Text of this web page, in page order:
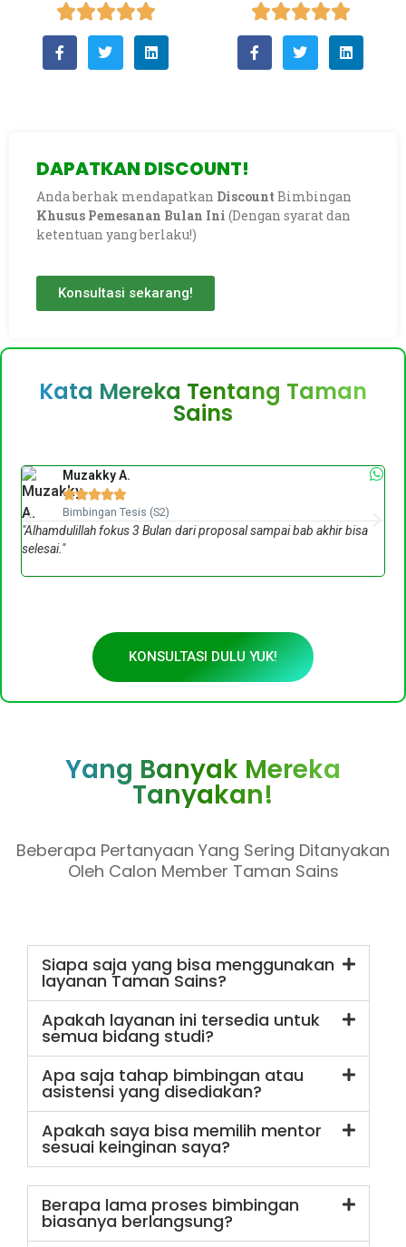
DAPATKAN DISCOUNT!
Anda berhak mendapatkan Discount Bimbingan
Khusus Pemesanan Bulan Ini (Dengan syarat dan
ketentuan yang berlaku!)
Konsultasi sekarang!
Kata Mereka Tentang Taman
Sains
Muzakky A.

Bimbingan Tesis (S2)
"Alhamdulillah fokus 3 Bulan dari proposal sampai bab akhir bisa
selesai."
KONSULTASI DULU YUK!
Yang Banyak Mereka
Tanyakan!
Beberapa Pertanyaan Yang Sering Ditanyakan
Oleh Calon Member Taman Sains
Siapa saja yang bisa menggunakan
layanan Taman Sains?
Apakah layanan ini tersedia untuk
semua bidang studi?
Apa saja tahap bimbingan atau
asistensi yang disediakan?
Apakah saya bisa memilih mentor
sesuai keinginan saya?
Berapa lama proses bimbingan
biasanya berlangsung?